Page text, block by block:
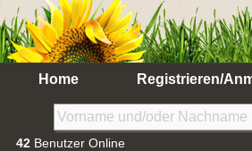
Home Registrieren/
42 Benutzer Online